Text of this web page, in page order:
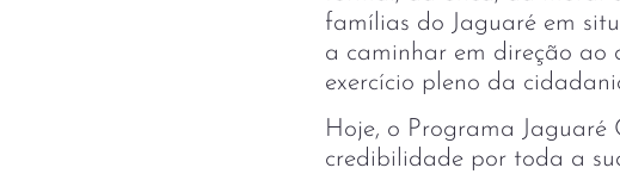
famílias do Jaguaré em
a caminhar em direção ao
exercício pleno da
Hoje, o Programa
credibilidade por toda a